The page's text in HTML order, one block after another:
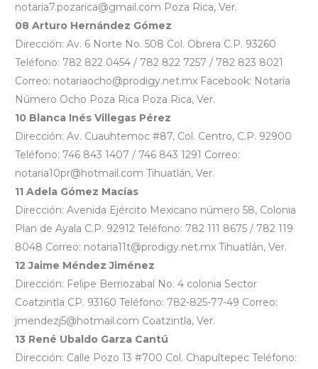
notaria7.pozarica@gmail.com Poza Rica, Ver.
08 Arturo Hernández Gómez
Dirección: Av. 6 Norte No. 508 Col. Obrera C.P. 93260
Teléfono: 782 822 0454 / 782 822 7257 / 782 823 8021
Correo: notariaocho@prodigy.net.mx Facebook: Notaría
Número Ocho Poza Rica Poza Rica, Ver.
10 Blanca Inés Villegas Pérez
Dirección: Av. Cuauhtemoc #87, Col. Centro, C.P. 92900
Teléfono: 746 843 1407 / 746 843 1291 Correo:
notaria10pr@hotmail.com Tihuatlán, Ver.
11 Adela Gómez Macías
Dirección: Avenida Ejército Mexicano número 58, Colonia
Plan de Ayala C.P. 92912 Teléfono: 782 111 8675 / 782 119
8048 Correo: notaria11t@prodigy.net.mx Tihuatlán, Ver.
12 Jaime Méndez Jiménez
Dirección: Felipe Berriozabal No. 4 colonia Sector
Coatzintla CP. 93160 Teléfono: 782-825-77-49 Correo:
jmendezj5@hotmail.com Coatzintla, Ver.
13 René Ubaldo Garza Cantú
Dirección: Calle Pozo 13 #700 Col. Chapultepec Teléfono: